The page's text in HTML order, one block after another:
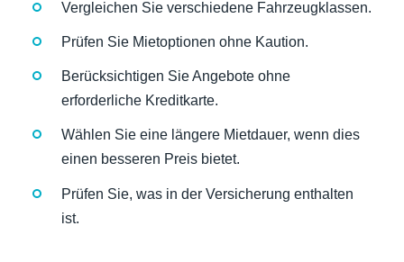
Vergleichen Sie verschiedene Fahrzeugklassen.
Prüfen Sie Mietoptionen ohne Kaution.
Berücksichtigen Sie Angebote ohne
erforderliche Kreditkarte.
Wählen Sie eine längere Mietdauer, wenn dies
einen besseren Preis bietet.
Prüfen Sie, was in der Versicherung enthalten
ist.